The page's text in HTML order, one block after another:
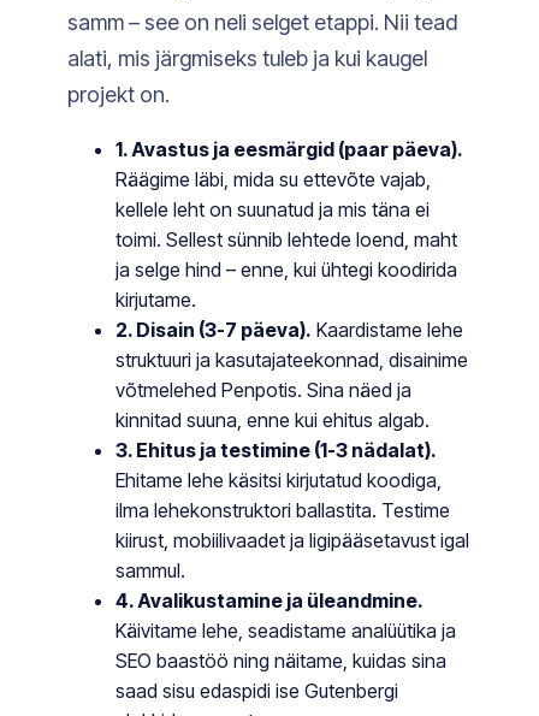
samm – see on neli selget etappi. Nii tead
alati, mis järgmiseks tuleb ja kui kaugel
projekt on.
1. Avastus ja eesmärgid (paar päeva).
Räägime läbi, mida su ettevõte vajab,
kellele leht on suunatud ja mis täna ei
toimi. Sellest sünnib lehtede loend, maht
ja selge hind – enne, kui ühtegi koodirida
kirjutame.
2. Disain (3-7 päeva). Kaardistame lehe
struktuuri ja kasutajateekonnad, disainime
võtmelehed Penpotis. Sina näed ja
kinnitad suuna, enne kui ehitus algab.
3. Ehitus ja testimine (1-3 nädalat).
Ehitame lehe käsitsi kirjutatud koodiga,
ilma lehekonstruktori ballastita. Testime
kiirust, mobiilivaadet ja ligipääsetavust igal
sammul.
4. Avalikustamine ja üleandmine.
Käivitame lehe, seadistame analüütika ja
SEO baastöö ning näitame, kuidas sina
saad sisu edaspidi ise Gutenbergi